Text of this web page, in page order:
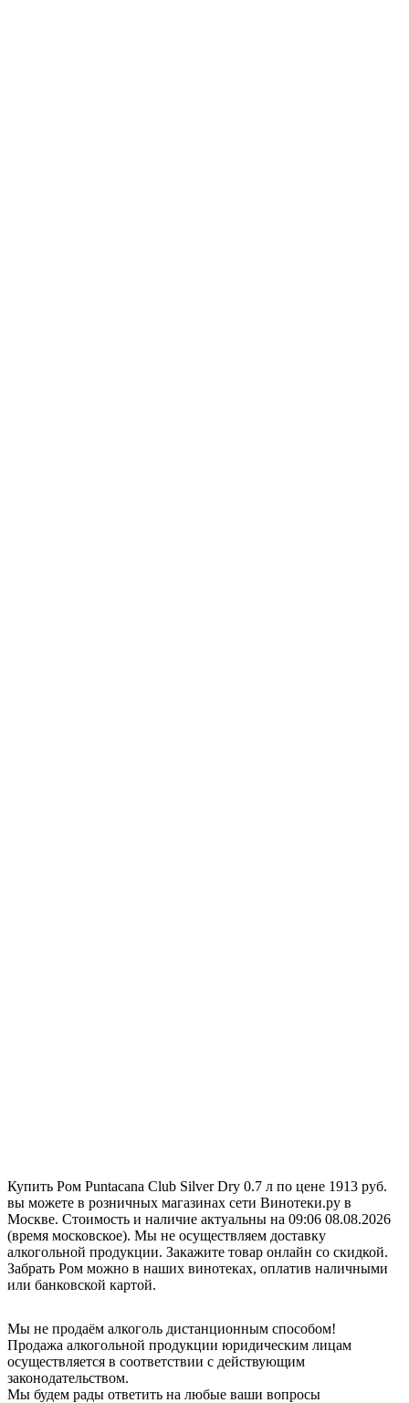
Купить Ром Puntacana Club Silver Dry 0.7 л по цене 1913 руб.
вы можете в розничных магазинах сети Винотеки.ру в
Москве. Стоимость и наличие актуальны на 09:06 08.08.2026
(время московское). Мы не осуществляем доставку
алкогольной продукции. Закажите товар онлайн со скидкой.
Забрать Ром можно в наших винотеках, оплатив наличными
или банковской картой.
Мы не продаём алкоголь дистанционным способом!
Продажа алкогольной продукции юридическим лицам
осуществляется в соответствии с действующим
законодательством.
Мы будем рады ответить на любые ваши вопросы